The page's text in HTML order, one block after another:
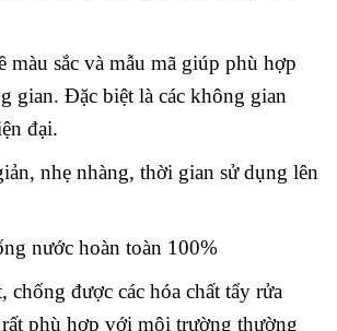
màu sắc và mẫu mã giúp phù hợp
gian. Đặc biệt là các không gian
đại.
nhẹ nhàng, thời gian sử dụng lên
nước hoàn toàn 100%
chống được các hóa chất tẩy rửa
phù hợp với môi trường thường